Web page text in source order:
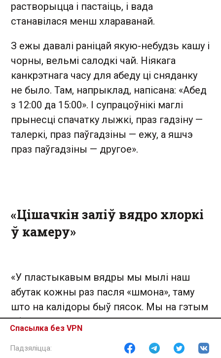
растворыцца і пастаіць, і вада
станавілася менш хлараванай.
З ежы давалі раніцай якую-небудзь кашу і
чорны, вельмі салодкі чай. Ніякага
канкрэтнага часу для абеду ці сняданку
не было. Там, напрыклад, напісана: «Абед
з 12:00 да 15:00». І супрацоўнікі маглі
прынесці спачатку лыжкі, праз гадзіну —
талеркі, праз паўгадзіны — ежу, а яшчэ
праз паўгадзіны — другое».
«Цішачкін заліў вядро хлоркі
ў камеру»
«У пластыкавым вядры мы мылі наш
абутак кожны раз пасля «шмона», таму
што на калідоры быў пясок. Мы на гэтым
абутку спалі замест падушак. Мы спалі
на суткі: пасля «шмона» і перад сном.
Спасылка без VPN